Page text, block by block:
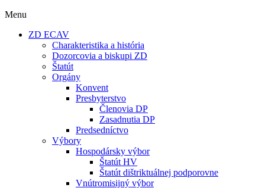
Menu
ZD ECAV
Charakteristika a história
Dozorcovia a biskupi ZD
Štatút
Orgány
Konvent
Presbyterstvo
Členovia DP
Zasadnutia DP
Predsedníctvo
Výbory
Hospodársky výbor
Štatút HV
Štatút dištriktuálnej podporovne
Vnútromisijný výbor